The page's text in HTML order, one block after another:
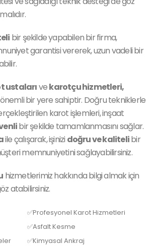
bir şekilde yapabilen bir firma,
garantisi vererek, uzun vadeli bir
ustalarıvekarotçu hizmetleri,
bir yere sahiptir. Doğru tekniklerle
karot işlemleri, inşaat
bir şekilde tamamlanmasını sağlar.
ile çalışarak, işinizi doğru ve kalitelibir
memnuniyetini sağlayabilirsiniz.
hizmetlerimiz hakkında bilgi almak için
atabilirsiniz.
✅Profesyonel Karot Hizmetleri
✅Asfalt Kesme
✅Kimyasal Ankraj